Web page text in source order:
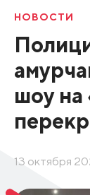
НОВОСТИ
шоу на
13 октября